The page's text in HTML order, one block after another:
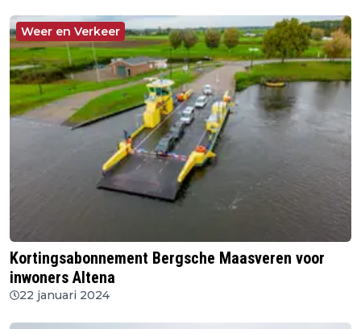
Weer en Verkeer
Kortingsabonnement Bergsche Maasveren voor
inwoners Altena
22 januari 2024